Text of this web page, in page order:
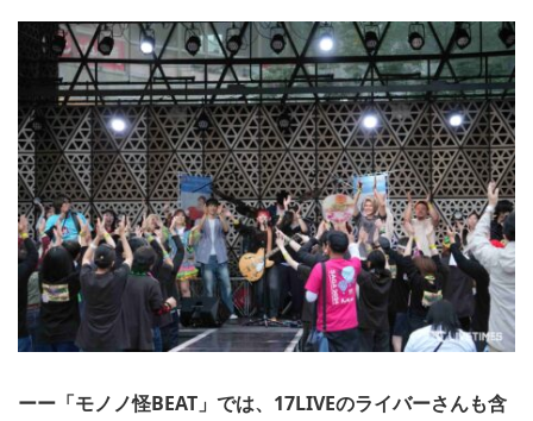
ーー「モノノ怪BEAT」では、17LIVEのライバーさんも含